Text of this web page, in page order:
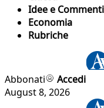
Idee e Commenti
Economia
Rubriche
Abbonati
Accedi
August 8, 2026